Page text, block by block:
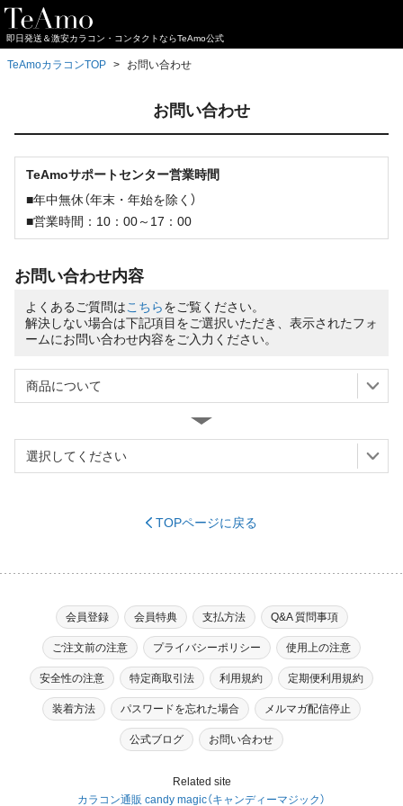
即日発送＆激安カラコン・コンタクトならTeAmo公式
TeAmoカラコンTOP お問い合わせ
お問い合わせ
TeAmoサポートセンター営業時間
■年中無休（年末・年始を除く）
■営業時間：10：00～17：00
お問い合わせ内容
よくあるご質問はこちらをご覧ください。
解決しない場合は下記項目をご選択いただき、表示されたフォ
ームにお問い合わせ内容をご入力ください。
※必須
（ハイフンなし） ※必須
TOPページに戻る
会員登録 会員特典 支払方法 Q&A 質問事項
ご注文前の注意 プライバシーポリシー 使用上の注意
安全性の注意 特定商取引法 利用規約 定期便利用規約
装着方法 パスワードを忘れた場合 メルマガ配信停止
公式ブログ お問い合わせ
Related site
カラコン通販 candy magic（キャンディーマジック）